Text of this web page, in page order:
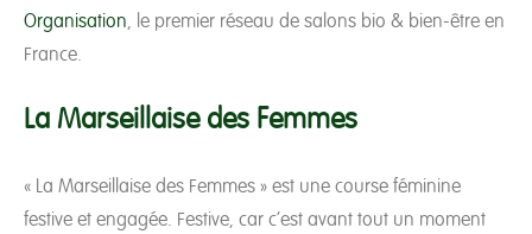
Organisation, le premier réseau de salons bio & bien-être en
France.
La Marseillaise des Femmes
« La Marseillaise des Femmes » est une course féminine
festive et engagée. Festive, car c’est avant tout un moment